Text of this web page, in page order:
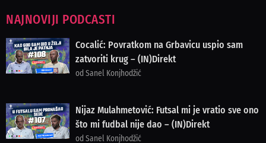
NAJNOVIJI PODCASTI
Cocalić: Povratkom na Grbavicu uspio sam
zatvoriti krug – (IN)Direkt
od Sanel Konjhodžić
Nijaz Mulahmetović: Futsal mi je vratio sve ono
što mi fudbal nije dao – (IN)Direkt
od Sanel Konjhodžić